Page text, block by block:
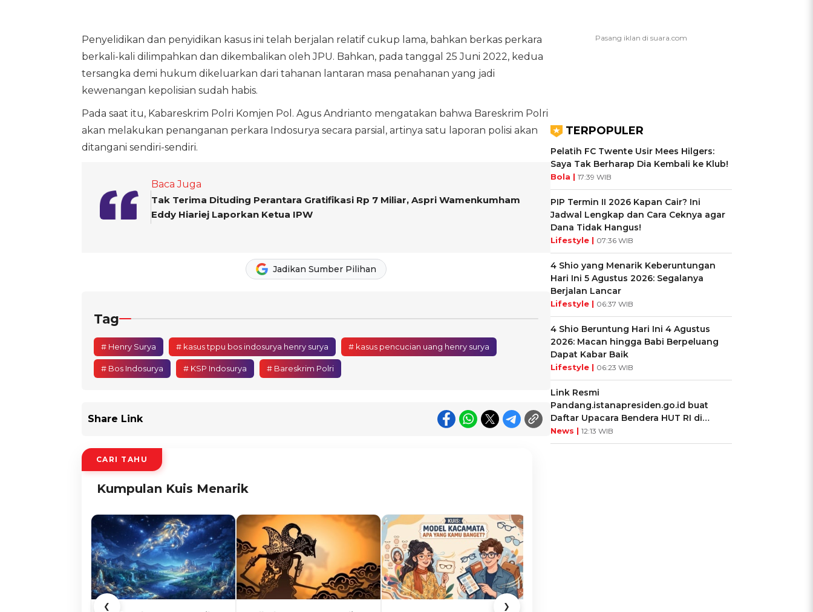
Penyelidikan dan penyidikan kasus ini telah berjalan relatif cukup lama, bahkan berkas perkara
berkali-kali dilimpahkan dan dikembalikan oleh JPU. Bahkan, pada tanggal 25 Juni 2022, kedua
tersangka demi hukum dikeluarkan dari tahanan lantaran masa penahanan yang jadi
kewenangan kepolisian sudah habis.
Pada saat itu, Kabareskrim Polri Komjen Pol. Agus Andrianto mengatakan bahwa Bareskrim Polri
akan melakukan penanganan perkara Indosurya secara parsial, artinya satu laporan polisi akan
ditangani sendiri-sendiri.
Baca Juga
Tak Terima Dituding Perantara Gratifikasi Rp 7 Miliar, Aspri Wamenkumham
Eddy Hiariej Laporkan Ketua IPW
Jadikan Sumber Pilihan
Tag
# Henry Surya # kasus tppu bos indosurya henry surya # kasus pencucian uang henry surya
# Bos Indosurya # KSP Indosurya # Bareskrim Polri
Share Link
CARI TAHU
Kumpulan Kuis Menarik
❮ ❯
TERPOPULER
Pelatih FC Twente Usir Mees Hilgers:
Saya Tak Berharap Dia Kembali ke Klub!
Bola | 17:39 WIB
PIP Termin II 2026 Kapan Cair? Ini
Jadwal Lengkap dan Cara Ceknya agar
Dana Tidak Hangus!
Lifestyle | 07:36 WIB
4 Shio yang Menarik Keberuntungan
Hari Ini 5 Agustus 2026: Segalanya
Berjalan Lancar
Lifestyle | 06:37 WIB
4 Shio Beruntung Hari Ini 4 Agustus
2026: Macan hingga Babi Berpeluang
Dapat Kabar Baik
Lifestyle | 06:23 WIB
Link Resmi
Pandang.istanapresiden.go.id buat
Daftar Upacara Bendera HUT RI di
Istana Negara
News | 12:13 WIB